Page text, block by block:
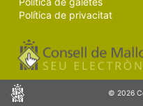
Política de privacitat
Consell
© 2026